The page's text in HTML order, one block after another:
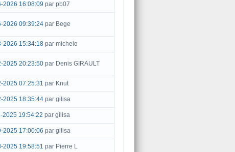
2026 16:08:09 par pb07
2026 09:39:24 par Bege
2026 15:34:18 par michelo
2025 20:23:50 par Denis GIRAULT
2025 07:25:31 par Knut
2025 18:35:44 par gilisa
2025 19:54:22 par gilisa
2025 17:00:06 par gilisa
2025 19:58:51 par Pierre L